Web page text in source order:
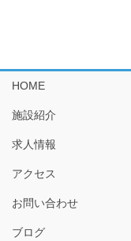
HOME
施設紹介
求人情報
アクセス
お問い合わせ
ブログ